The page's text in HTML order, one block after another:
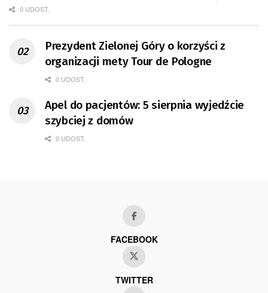
0 UDOST.
Prezydent Zielonej Góry o korzyści z
organizacji mety Tour de Pologne
0 UDOST.
Apel do pacjentów: 5 sierpnia wyjedźcie
szybciej z domów
0 UDOST.
FACEBOOK
TWITTER